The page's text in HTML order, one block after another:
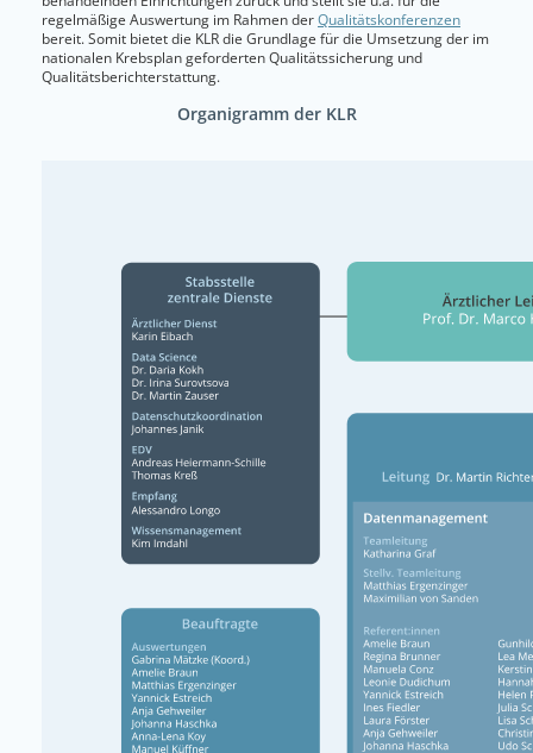
regelmäßige Auswertung im Rahmen derQualitätskonferenzen
bereit. Somit bietet die KLR die Grundlage für die Umsetzung der im
nationalen Krebsplan geforderten Qualitätssicherung und
Qualitätsberichterstattung.
Organigramm der KLR